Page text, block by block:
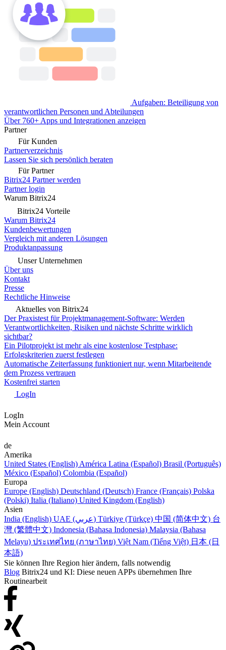
Aufgaben: Beteiligung von
verantwortlichen Personen und Abteilungen
Über 760+ Apps und Integrationen anzeigen
Partner
Für Kunden
Partnerverzeichnis
Lassen Sie sich persönlich beraten
Für Partner
Bitrix24 Partner werden
Partner login
Warum Bitrix24
Bitrix24 Vorteile
Warum Bitrix24
Kundenbewertungen
Vergleich mit anderen Lösungen
Produktanpassung
Unser Unternehmen
Über uns
Kontakt
Presse
Rechtliche Hinweise
Aktuelles von Bitrix24
Der Praxistest für Projektmanagement-Software: Werden
Verantwortlichkeiten, Risiken und nächste Schritte wirklich
sichtbar?
Ein Pilotprojekt ist mehr als eine kostenlose Testphase:
Erfolgskriterien zuerst festlegen
Automatische Zeiterfassung funktioniert nur, wenn Mitarbeitende
dem Prozess vertrauen
Kostenfrei starten
LogIn
LogIn
Mein Account
de
Amerika
United States (English) América Latina (Español) Brasil (Português)
México (Español) Colombia (Español)
Europa
Europe (English) Deutschland (Deutsch) France (Français) Polska
(Polski) Italia (Italiano) United Kingdom (English)
Asien
India (English)
UAE (عربي) Türkiye (Türkçe) 中国 (简体中文) 台
灣 (繁體中文) Indonesia (Bahasa Indonesia) Malaysia (Bahasa
Melayu) ประเทศไทย (ภาษาไทย) Việt Nam (Tiếng Việt) 日本 (日
本語)
Sie können Ihre Region hier ändern, falls notwendig
Blog Bitrix24 und KI: Diese neuen APPs übernehmen Ihre
Routinearbeit